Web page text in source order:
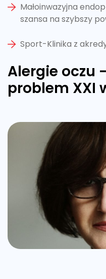
Małoinwazyjna
szansa na szybszy
Sport-Klinika z
Alergie oczu
problem XXI